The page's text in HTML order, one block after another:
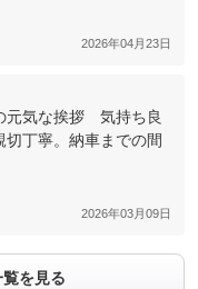
2026年04月23日
元気な挨拶 気持ち良
丁寧。納車までの間
2026年03月09日
を見る